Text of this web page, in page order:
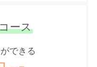
ース
できる